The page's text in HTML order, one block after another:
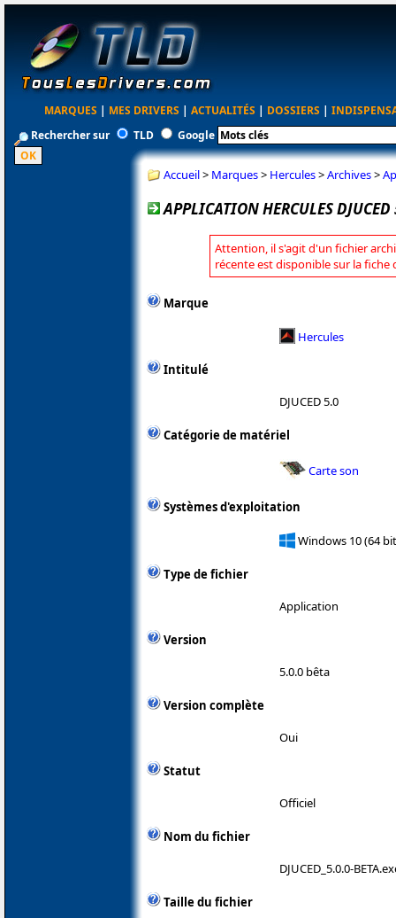
MARQUES | MES DRIVERS | ACTUALITÉS | DOSSIERS |
Rechercher sur
TLD Google
Accueil> Marques> Hercules>Archives>
APPLICATION HERCULES
Attention, il s'agit d'un fichier
récente est disponible sur la fiche
Marque
Hercules
Intitulé
DJUCED 5.0
Catégorie de matériel
Carte son
Systèmes d'exploitation
Windows 10 (64
Type de fichier
Application
Version
5.0.0 bêta
Version complète
Oui
Statut
Officiel
Nom du fichier
DJUCED_5.0.0-
Taille du fichier